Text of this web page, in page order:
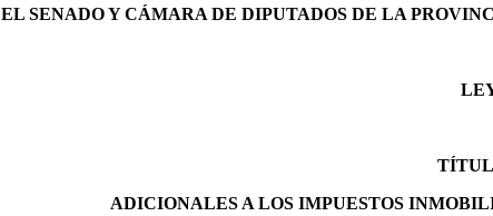
EL SENADO Y CÁMARA DE DIPUTADOS DE LA
ADICIONALES A LOS IMPUESTOS